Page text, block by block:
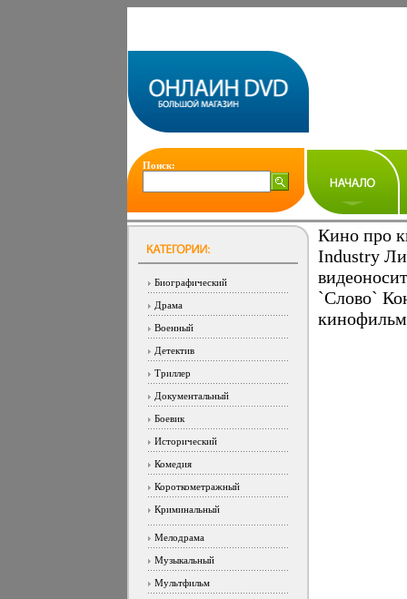
Поиск:
Биографический
Драма
Военный
Детектив
Триллер
Документальный
Боевик
Исторический
Комедия
Короткометражный
Криминальный
Мелодрама
Музыкальный
Мультфильм
Кино про
Industry
`Слово`